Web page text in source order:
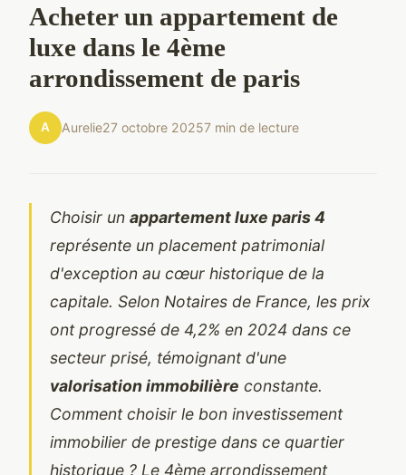
Acheter un appartement de
luxe dans le 4ème
arrondissement de paris
A Aurelie27 octobre 20257 min de lecture
Choisir un appartement luxe paris 4
représente un placement patrimonial
d'exception au cœur historique de la
capitale. Selon Notaires de France, les prix
ont progressé de 4,2% en 2024 dans ce
secteur prisé, témoignant d'une
valorisation immobilière constante.
Comment choisir le bon investissement
immobilier de prestige dans ce quartier
historique ? Le 4ème arrondissement